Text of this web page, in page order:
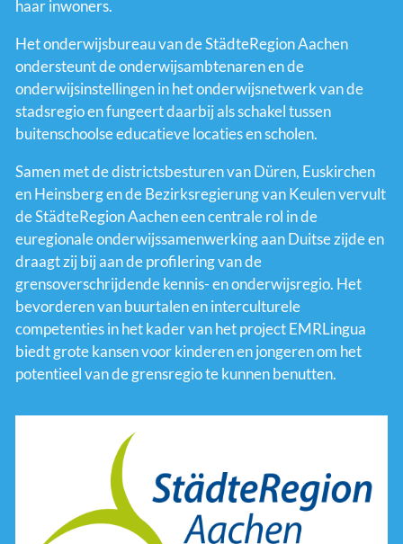
haar inwoners.
Het onderwijsbureau van de StädteRegion Aachen
ondersteunt de onderwijsambtenaren en de
onderwijsinstellingen in het onderwijsnetwerk van de
stadsregio en fungeert daarbij als schakel tussen
buitenschoolse educatieve locaties en scholen.
Samen met de districtsbesturen van Düren, Euskirchen
en Heinsberg en de Bezirksregierung van Keulen vervult
de StädteRegion Aachen een centrale rol in de
euregionale onderwijssamenwerking aan Duitse zijde en
draagt zij bij aan de profilering van de
grensoverschrijdende kennis- en onderwijsregio. Het
bevorderen van buurtalen en interculturele
competenties in het kader van het project EMRLingua
biedt grote kansen voor kinderen en jongeren om het
potentieel van de grensregio te kunnen benutten.